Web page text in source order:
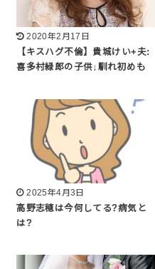
2020年2月17日
【キスハグ不倫】貴城けい+夫:
喜多村緑郎の子供↓馴れ初めも
2025年4月3日
高野志穂は今何してる?病気と
は?